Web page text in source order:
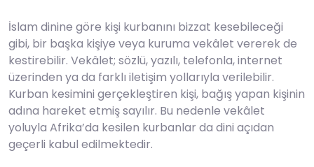
İslam dinine göre kişi kurbanını bizzat kesebileceği
gibi, bir başka kişiye veya kuruma vekâlet vererek de
kestirebilir. Vekâlet; sözlü, yazılı, telefonla, internet
üzerinden ya da farklı iletişim yollarıyla verilebilir.
Kurban kesimini gerçekleştiren kişi, bağış yapan kişinin
adına hareket etmiş sayılır. Bu nedenle vekâlet
yoluyla Afrika’da kesilen kurbanlar da dini açıdan
geçerli kabul edilmektedir.